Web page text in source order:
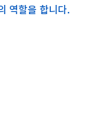
역할을 합니다.